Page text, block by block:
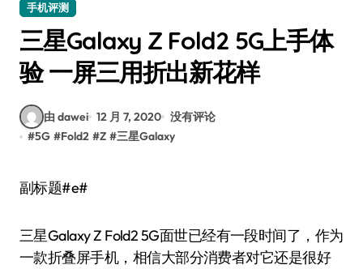
手机评测
三星Galaxy Z Fold2 5G上手体
验 一屏三用折出新花样
由 dawei 12 月 7, 2020 没有评论
#5G #Fold2 #Z #三星Galaxy
副标题#e#
三星Galaxy Z Fold2 5G面世已经有一段时间了，作为
一款折叠屏手机，相信大部分消费者对它还是很好